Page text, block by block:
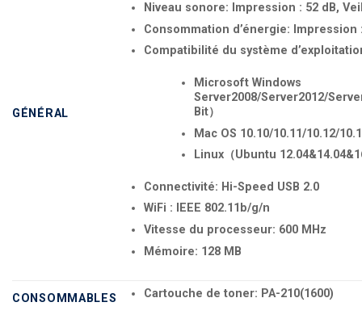
GÉNÉRAL
Niveau sonore: Impression : 52 dB,
Consommation d’énergie: Impression
Compatibilité du système
Microsoft Windows
Server2008/Server2012/
Bit）
Mac OS 10.10/10.11/10.12/
Linux（Ubuntu
Connectivité: Hi-Speed USB 2.0
WiFi : IEEE 802.11b/g/n
Vitesse du processeur: 600 MHz
Mémoire: 128 MB
CONSOMMABLES Cartouche de toner: PA-210(1600)